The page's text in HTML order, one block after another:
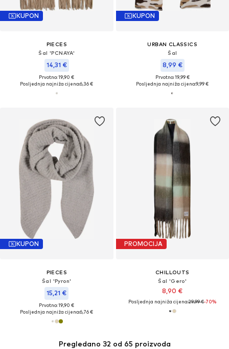
KUPON
PIECES
Šal 'PCNAYA'
14,31 €
Prvotno: 19,90 €
Posljednja najniža cijena:6,36 €
KUPON
URBAN CLASSICS
Šal
8,99 €
Prvotno: 19,99 €
Posljednja najniža cijena:9,99 €
KUPON
PIECES
Šal 'Pyron'
15,21 €
Prvotno: 19,90 €
Posljednja najniža cijena:6,76 €
Pregledano 32 od 65 proizvoda
PROMOCIJA
CHILLOUTS
Šal 'Gero'
8,90 €
Posljednja najniža cijena:29,99 €-70%